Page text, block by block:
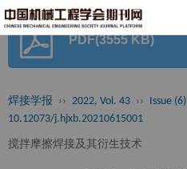
首
PDF(3555 KB)
焊接学报 ›› 2022, Vol. 43 ›› Issue (6)
10.12073/j.hjxb.20210615001
搅拌摩擦焊接及其衍生技术